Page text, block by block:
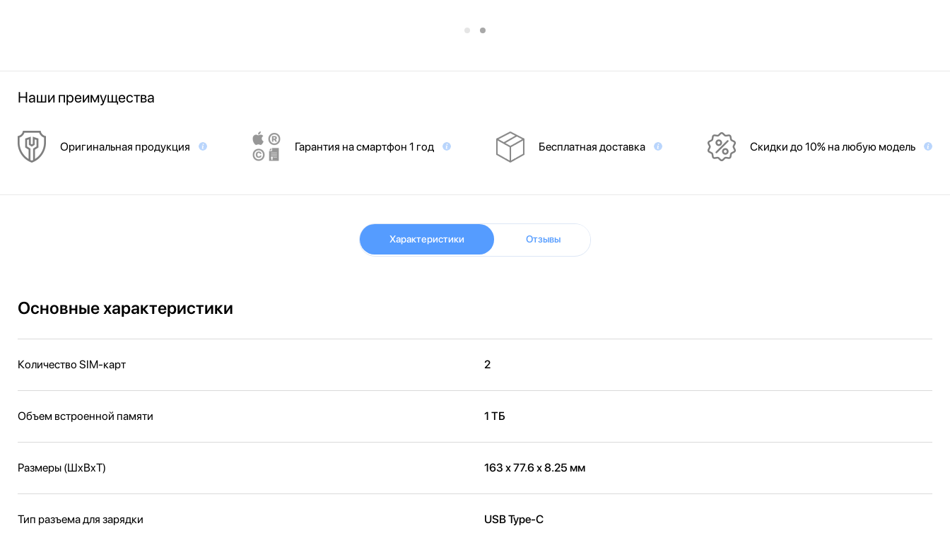
Наши преимущества
Оригинальная продукция Гарантия на смартфон 1 год Бесплатная доставка Скидки до 10% на любую модель
Характеристики Отзывы
Основные характеристики
Количество SIM-карт 2
Объем встроенной памяти 1 ТБ
Размеры (ШxВxТ) 163 х 77.6 х 8.25 мм
Тип разъема для зарядки USB Type-C